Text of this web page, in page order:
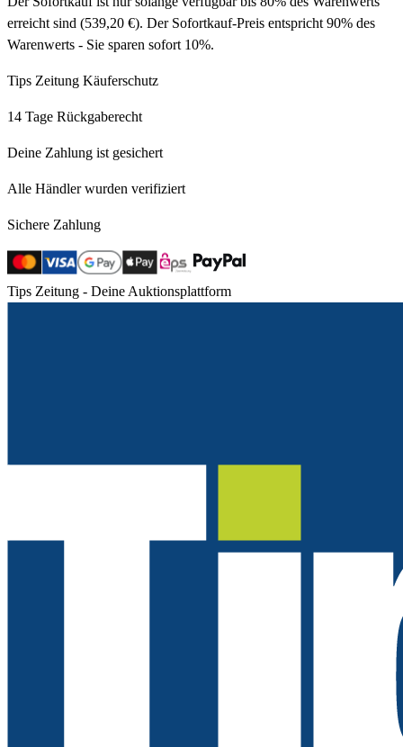
erreicht sind (539,20 €). Der Sofortkauf-Preis entspricht 90% des
Warenwerts - Sie sparen sofort 10%.
Tips Zeitung Käuferschutz
14 Tage Rückgaberecht
Deine Zahlung ist gesichert
Alle Händler wurden verifiziert
Sichere Zahlung
Tips Zeitung - Deine Auktionsplattform